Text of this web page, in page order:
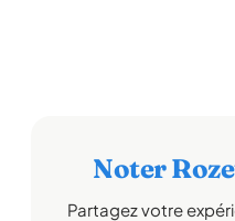
Noter
Partagez votre